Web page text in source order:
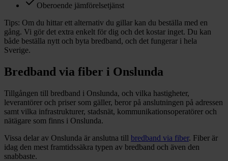
Oberoende jämförelsetjänst
Tips: Om du hittar ett alternativ du gillar kan du beställa med en
gång. Vi gör det extra enkelt för dig och det kostar inget. Du kan
både beställa nytt och byta bredband, och det fungerar i hela
Sverige.
Bredband via fiber i Onslunda
Tillgången till bredband i Onslunda, och vilka hastigheter,
leverantörer och priser som gäller, beror på anslutningen på adressen
samt vilka infrastrukturer, stadsnät, kommunikationsoperatörer och
nätägare som finns i Onslunda.
Vissa delar av Onslunda är anslutna till bredband via fiber. Fiber är
idag den mest framtidssäkra typen av bredband och även den
snabbaste.